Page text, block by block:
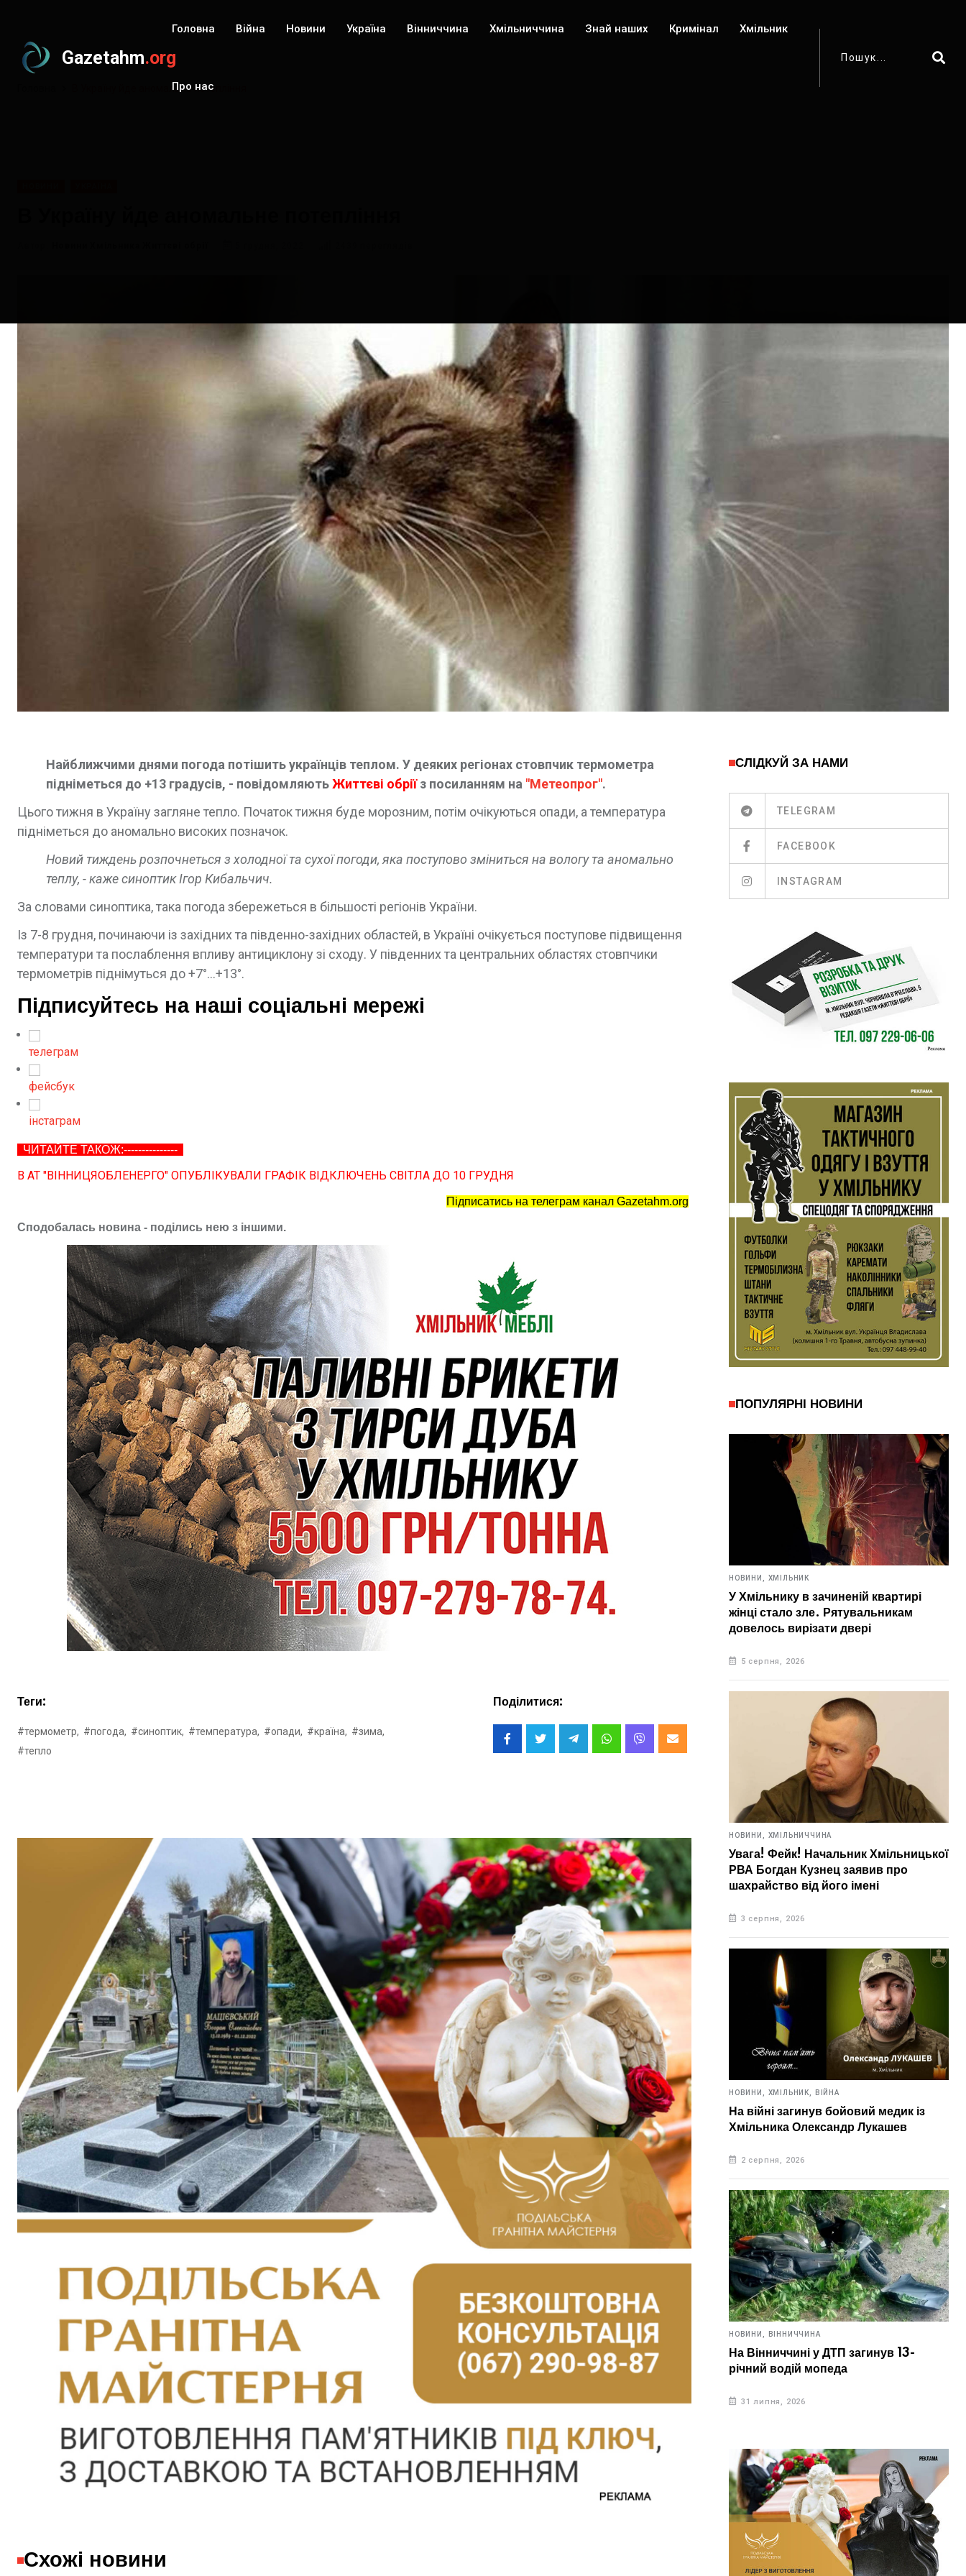
Gazetahm.org
Головна Війна Новини Україна Вінниччина Хмільниччина Знай наших Кримінал Хмільник
Про нас
В Україну йде аномальне потепління
Найближчими днями погода потішить українців теплом. У деяких регіонах стовпчик термометра
підніметься до +13 градусів, - повідомляютьЖиттєві обріїз посиланням на "Метеопрог".
Цього тижня в Україну загляне тепло. Початок тижня буде морозним, потім очікуються опади, а температура
підніметься до аномально високих позначок.
Новий тиждень розпочнеться з холодної та сухої погоди, яка поступово зміниться на вологу та аномально
теплу, - каже синоптик Ігор Кибальчич.
За словами синоптика, така погода збережеться в більшості регіонів України.
Із 7-8 грудня, починаючи із західних та південно-західних областей, в Україні очікується поступове підвищення
температури та послаблення впливу антициклону зі сходу. У південних та центральних областях стовпчики
термометрів піднімуться до +7°...+13°.
Підписуйтесь на наші соціальні мережі
телеграм
фейсбук
інстаграм
ЧИТАЙТЕ ТАКОЖ:---------------
В АТ "ВІННИЦЯОБЛЕНЕРГО" ОПУБЛІКУВАЛИ ГРАФІК ВІДКЛЮЧЕНЬ СВІТЛА ДО 10 ГРУДНЯ
Підписатись на телеграм канал Gazetahm.org
Сподобалась новина - поділись нею з іншими.
Теги:
#термометр, #погода, #синоптик, #температура, #опади, #країна, #зима,
#тепло
Поділитися:
Схожі новини
СЛІДКУЙ ЗА НАМИ
TELEGRAM
FACEBOOK
INSTAGRAM
ПОПУЛЯРНІ НОВИНИ
НОВИНИ, ХМІЛЬНИК
У Хмільнику в зачиненій квартирі
жінці стало зле. Рятувальникам
довелось вирізати двері
5 серпня, 2026
НОВИНИ, ХМІЛЬНИЧЧИНА
Увага! Фейк! Начальник Хмільницької
РВА Богдан Кузнец заявив про
шахрайство від його імені
3 серпня, 2026
НОВИНИ, ХМІЛЬНИК, ВІЙНА
На війні загинув бойовий медик із
Хмільника Олександр Лукашев
2 серпня, 2026
НОВИНИ, ВІННИЧЧИНА
На Вінниччині у ДТП загинув 13-
річний водій мопеда
31 липня, 2026